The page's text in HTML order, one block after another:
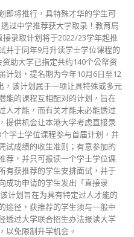
即将推行，具特殊才华的学生可
过中学推荐获大学取录！教育局
录取计划将于2022/23学年起推
并于同年9月升读学士学位课程的
助大学已指定共约140个公帑资
计划，提名期为今年10月6日至12
，该计划属于一项让具特殊或多元
能的课程互相配对的计划，旨在
人才能，而有关才能未必能透过
提供机会让本港大学考虑直接录
学士学位课程参与首届计划，并
试成绩的收生准则；有意参加的
荐，并只可报读一个学士学位课
有获推荐的学生安排面试，并于
成功申请的学生发出「直接录
计划旨在为具有特定过人才能的
途径，获推荐的学生须与一般中
透过大学联合招生办法报读大学
以免限制升学机会。